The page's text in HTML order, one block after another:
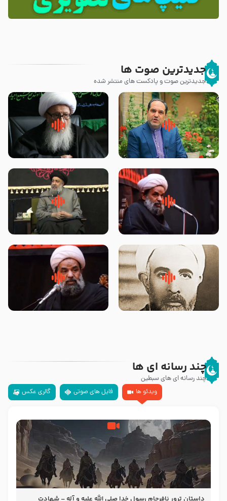
جدیدترین صوت ها
جدیدترین صوت و پادکست های منتشر شده
پیامبر صلی الله علیه وآله و سلم
فرمودند وای بر بچه های آخر
زوّار اربعین امام حسین (علیه
السلام) با این اشتیاق به زیارت
روضه جانسوز پاره های جگر امام
حسن مجتبی علیه السلام-حجت
لقب حضرت رقیه سلام الله علیها به
چه معناست – حجت الاسلام علوی
روضه‌ی مجلس یزید ملعون و
اسارت اهل‌بیت علیهم‌السلام –
سلام جوانی که امام حسین علیه
السلام خودش جوابش را دادند
چند رسانه ای ها
چند رسانه ای های سبطین
ویدئو ها
فایل های صوتی گالری عکس
‌‌‌‌‌‌‌داستان ترور نافرجام رسول خدا صلی الله علیه و آله – شهادت